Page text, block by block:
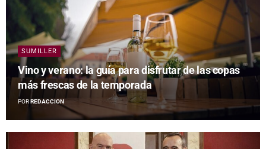
SUMILLER
Vino y verano: la guía para disfrutar de las copas
más frescas de la temporada
PORREDACCION